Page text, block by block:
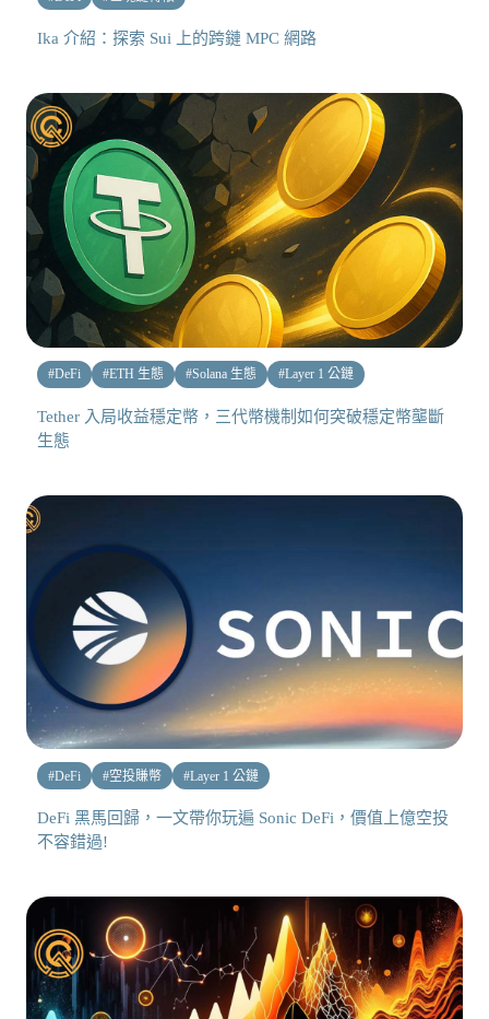
Ika 介紹：探索 Sui 上的跨鏈 MPC 網路
#DeFi #ETH 生態 #Solana 生態 #Layer 1 公鏈
Tether 入局收益穩定幣，三代幣機制如何突破穩定幣壟斷
生態
#DeFi #空投賺幣 #Layer 1 公鏈
DeFi 黑馬回歸，一文帶你玩遍 Sonic DeFi，價值上億空投
不容錯過!